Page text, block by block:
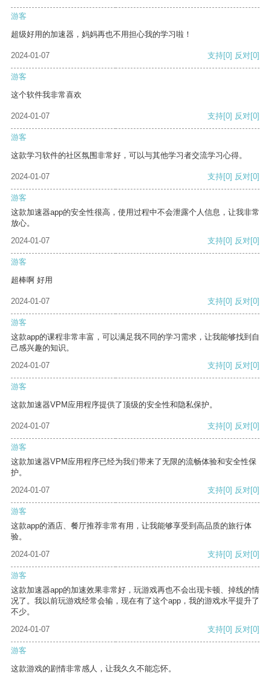
游客
超级好用的加速器，妈妈再也不用担心我的学习啦！
2024-01-07 支持[0] 反对[0]
游客
这个软件我非常喜欢
2024-01-07 支持[0] 反对[0]
游客
这款学习软件的社区氛围非常好，可以与其他学习者交流学习心得。
2024-01-07 支持[0] 反对[0]
游客
这款加速器app的安全性很高，使用过程中不会泄露个人信息，让我非常
放心。
2024-01-07
支持[0] 反对[0]
游客
超棒啊 好用
2024-01-07 支持[0] 反对[0]
游客
这款app的课程非常丰富，可以满足我不同的学习需求，让我能够找到自
己感兴趣的知识。
2024-01-07
支持[0] 反对[0]
游客
这款加速器VPM应用程序提供了顶级的安全性和隐私保护。
2024-01-07 支持[0] 反对[0]
游客
这款加速器VPM应用程序已经为我们带来了无限的流畅体验和安全性保
护。
2024-01-07
支持[0] 反对[0]
游客
这款app的酒店、餐厅推荐非常有用，让我能够享受到高品质的旅行体
验。
2024-01-07
支持[0] 反对[0]
游客
这款加速器app的加速效果非常好，玩游戏再也不会出现卡顿、掉线的情
况了。我以前玩游戏经常会输，现在有了这个app，我的游戏水平提升了
不少。
2024-01-07
支持[0] 反对[0]
游客
这款游戏的剧情非常感人，让我久久不能忘怀。